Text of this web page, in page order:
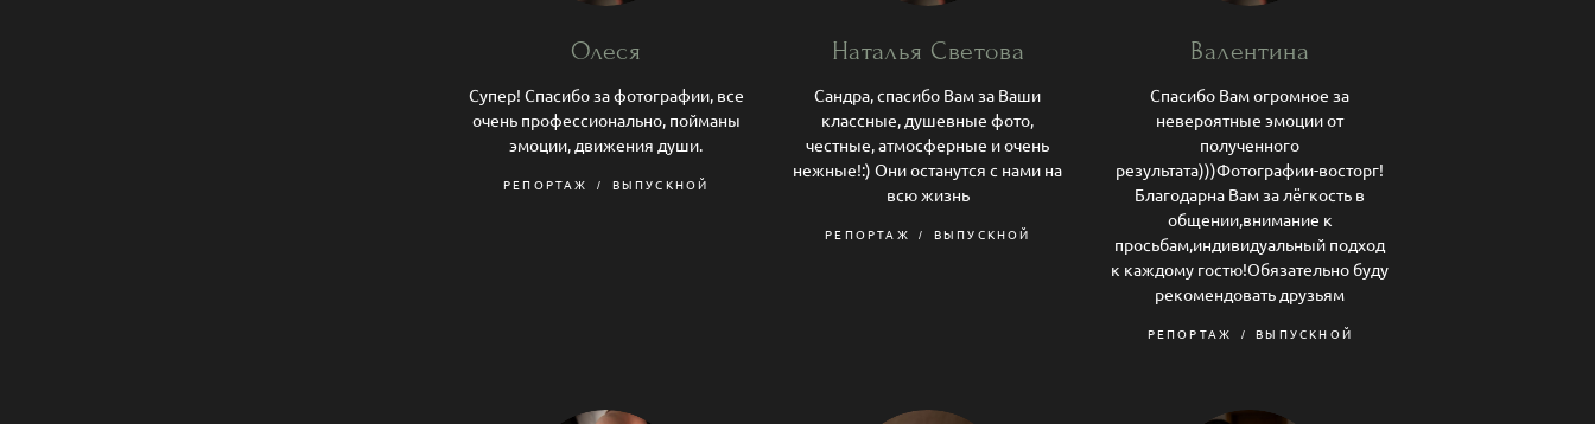
Олеся
Супер! Спасибо за фотографии, все
очень профессионально, пойманы
эмоции, движения души.
РЕПОРТАЖ ВЫПУСКНОЙ
Наталья Светова
Сандра, спасибо Вам за Ваши
классные, душевные фото,
честные, атмосферные и очень
нежные!:) Они останутся с нами на
всю жизнь
РЕПОРТАЖ ВЫПУСКНОЙ
Валентина
Спасибо Вам огромное за
невероятные эмоции от
полученного
результата)))Фотографии-восторг!
Благодарна Вам за лёгкость в
общении,внимание к
просьбам,индивидуальный подход
к каждому гостю!Обязательно буду
рекомендовать друзьям
РЕПОРТАЖ ВЫПУСКНОЙ